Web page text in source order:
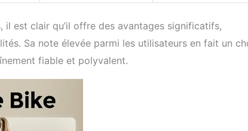
il est clair qu’il offre des avantages significatifs,
Sa note élevée parmi les utilisateurs en fait un
fiable et polyvalent.